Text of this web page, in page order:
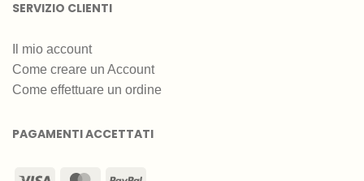
SERVIZIO CLIENTI
Il mio account
Come creare un Account
Come effettuare un ordine
PAGAMENTI ACCETTATI